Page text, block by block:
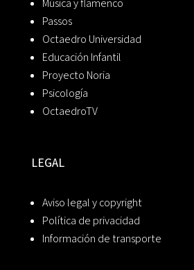
Música y flamenco
Passos
Octaedro Universidad
Educación Infantil
Proyecto Noria
Psicología
OctaedroTV
LEGAL
Aviso legal y copyright
Política de privacidad
Información de transporte